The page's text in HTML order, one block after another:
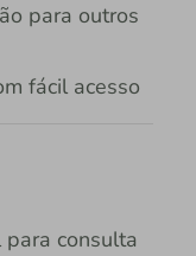
para outros
fácil acesso
consulta